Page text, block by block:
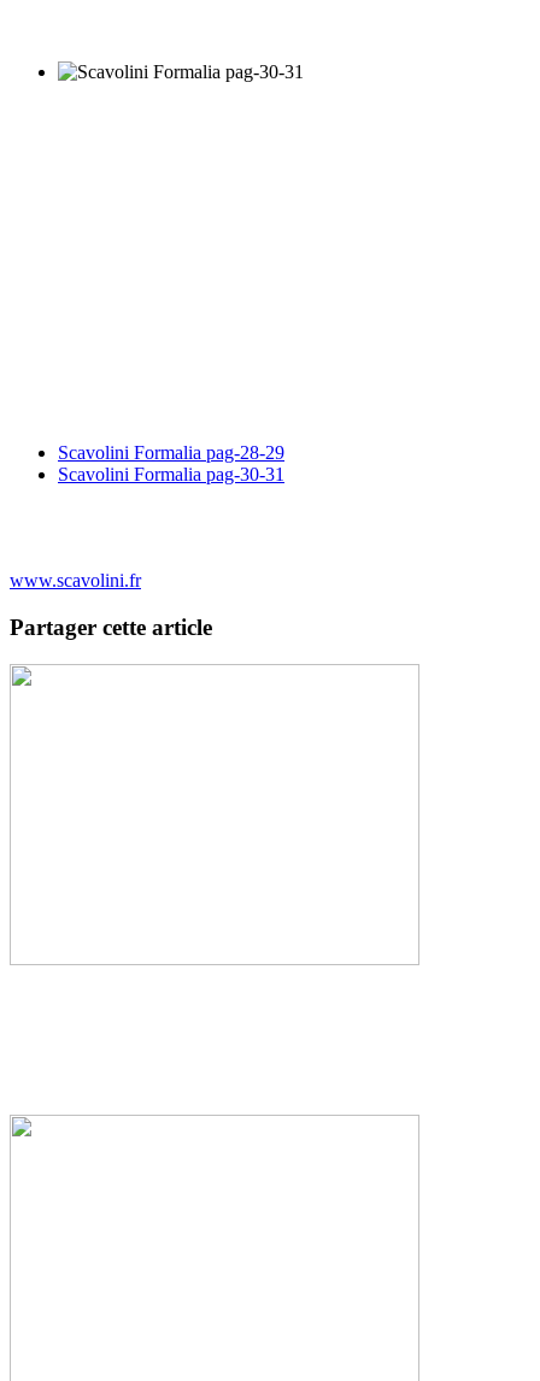
Scavolini Formalia pag-28-29
Scavolini Formalia pag-30-31
www.scavolini.fr
Partager cette article